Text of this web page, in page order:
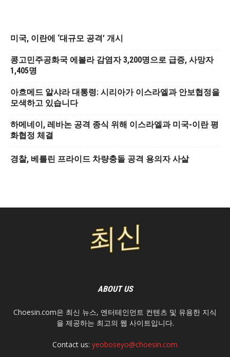
미국, 이란에 ‘대규모 공격’ 개시
콩고민주공화국 에볼라 감염자 3,200명으로 급증, 사망자
1,405명
아흐메드 알샤라 대통령: 시리아가 이스라엘과 안보협정을
모색하고 있습니다
하메네이, 레바논 공격 종식 위해 이스라엘과 미국-이란 평
화협정 체결
경찰, 베를린 프라이드 차량충돌 공격 용의자 사살
ABOUT US
Choesin.com은 최신 뉴스, 엔터테인먼트 컨텐츠 및 유용한 지식
을 제공하는 최고의 웹 사이트입니다.
Contact us: yeoboseyo@choesin.com